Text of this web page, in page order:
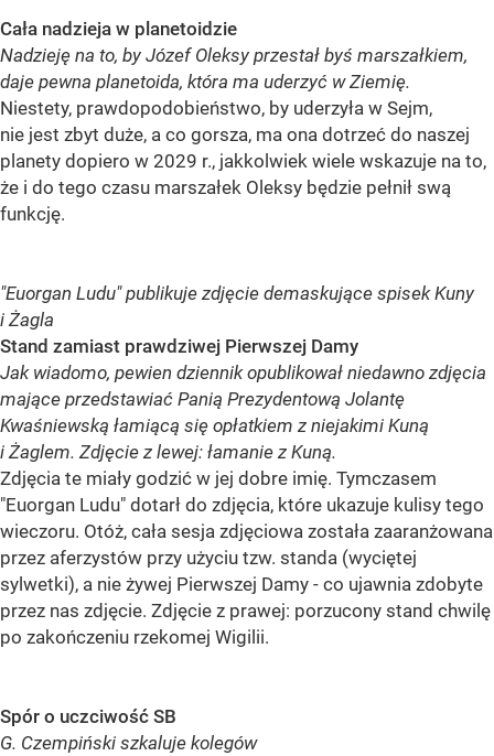
Cała nadzieja w planetoidzie
Nadzieję na to, by Józef Oleksy przestał byś marszałkiem,
daje pewna planetoida, która ma uderzyć w Ziemię.
Niestety, prawdopodobieństwo, by uderzyła w Sejm,
nie jest zbyt duże, a co gorsza, ma ona dotrzeć do naszej
planety dopiero w 2029 r., jakkolwiek wiele wskazuje na to,
że i do tego czasu marszałek Oleksy będzie pełnił swą
funkcję.
"Euorgan Ludu" publikuje zdjęcie demaskujące spisek Kuny
i Żagla
Stand zamiast prawdziwej Pierwszej Damy
Jak wiadomo, pewien dziennik opublikował niedawno zdjęcia
mające przedstawiać Panią Prezydentową Jolantę
Kwaśniewską łamiącą się opłatkiem z niejakimi Kuną
i Żaglem. Zdjęcie z lewej: łamanie z Kuną.
Zdjęcia te miały godzić w jej dobre imię. Tymczasem
"Euorgan Ludu" dotarł do zdjęcia, które ukazuje kulisy tego
wieczoru. Otóż, cała sesja zdjęciowa została zaaranżowana
przez aferzystów przy użyciu tzw. standa (wyciętej
sylwetki), a nie żywej Pierwszej Damy - co ujawnia zdobyte
przez nas zdjęcie. Zdjęcie z prawej: porzucony stand chwilę
po zakończeniu rzekomej Wigilii.
Spór o uczciwość SB
G. Czempiński szkaluje kolegów